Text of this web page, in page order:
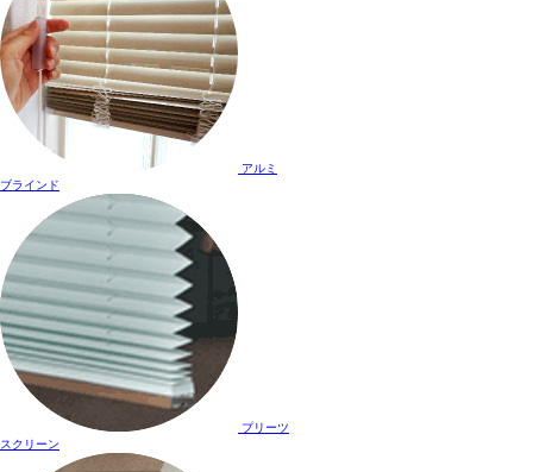
アルミ
ブラインド
プリーツ
スクリーン